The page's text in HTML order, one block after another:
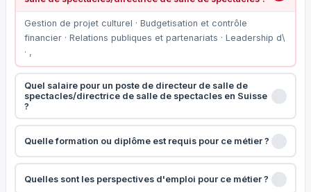
Gestion de projet culturel · Budgetisation et contrôle
financier · Relations publiques et partenariats · Leadership d\
· ,
Quel salaire pour un poste de directeur de salle de
spectacles/directrice de salle de spectacles en Suisse
?
Quelle formation ou diplôme est requis pour ce métier ?
Quelles sont les perspectives d'emploi pour ce métier ?